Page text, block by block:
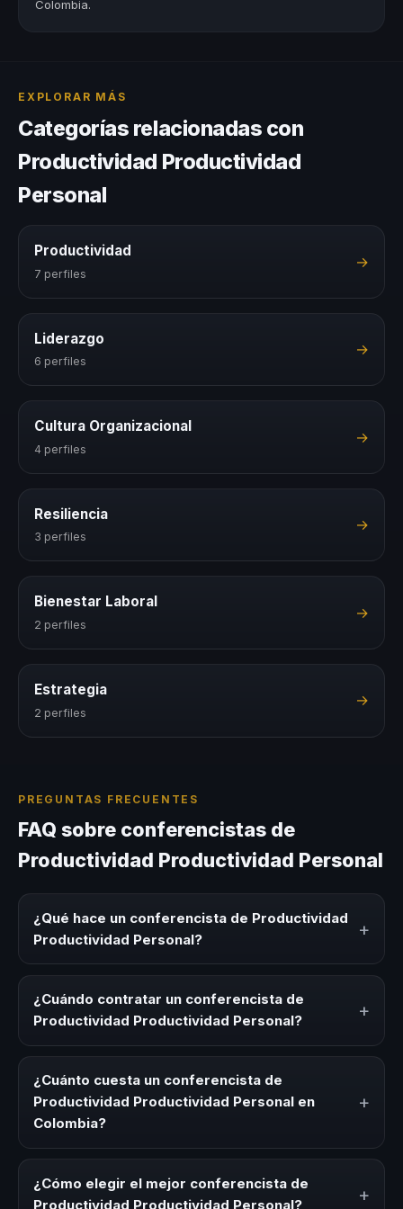
Colombia.
EXPLORAR MÁS
Categorías relacionadas con
Productividad Productividad
Personal
Productividad
7 perfiles
→
Liderazgo
6 perfiles
→
Cultura Organizacional
4 perfiles
→
Resiliencia
3 perfiles
→
Bienestar Laboral
2 perfiles
→
Estrategia
2 perfiles
→
PREGUNTAS FRECUENTES
FAQ sobre conferencistas de
Productividad Productividad Personal
¿Qué hace un conferencista de Productividad
Productividad Personal?
+
Personal es un experto que comparte conocimiento,
estrategias y experiencias sobre este tema en eventos
generar reflexión, inspiración y herramientas aplicables
¿Cuándo contratar un conferencista de
Productividad Productividad Personal?
+
Productividad Personal para kick-offs, convenciones
anuales, programas de desarrollo, eventos de integración
cultural relacionado con esta temática.
¿Cuánto cuesta un conferencista de
Productividad Productividad Personal en
Colombia?
+
modalidad (presencial o virtual) y la duración del evento.
En CHM Colombia ofrecemos asesoría estratégica sin
¿Cómo elegir el mejor conferencista de
Productividad Productividad Personal?
+